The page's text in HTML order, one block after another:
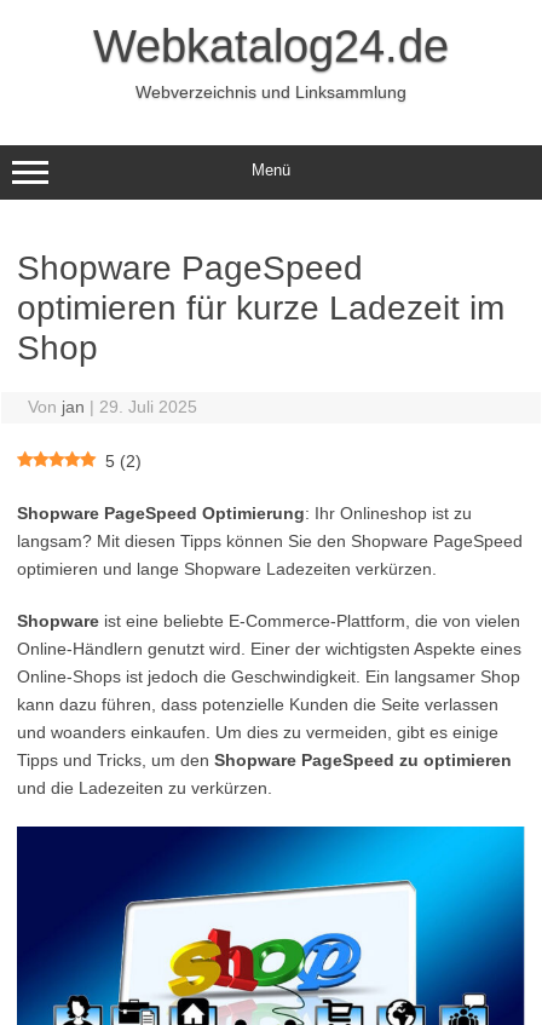
Webkatalog24.de
Webverzeichnis und Linksammlung
Menü
Shopware PageSpeed
optimieren für kurze Ladezeit im
Shop
Von jan | 29. Juli 2025
5 (2)
Shopware PageSpeed Optimierung: Ihr Onlineshop ist zu
langsam? Mit diesen Tipps können Sie den Shopware PageSpeed
optimieren und lange Shopware Ladezeiten verkürzen.
Shopware ist eine beliebte E-Commerce-Plattform, die von vielen
Online-Händlern genutzt wird. Einer der wichtigsten Aspekte eines
Online-Shops ist jedoch die Geschwindigkeit. Ein langsamer Shop
kann dazu führen, dass potenzielle Kunden die Seite verlassen
und woanders einkaufen. Um dies zu vermeiden, gibt es einige
Tipps und Tricks, um den Shopware PageSpeed zu optimieren
und die Ladezeiten zu verkürzen.